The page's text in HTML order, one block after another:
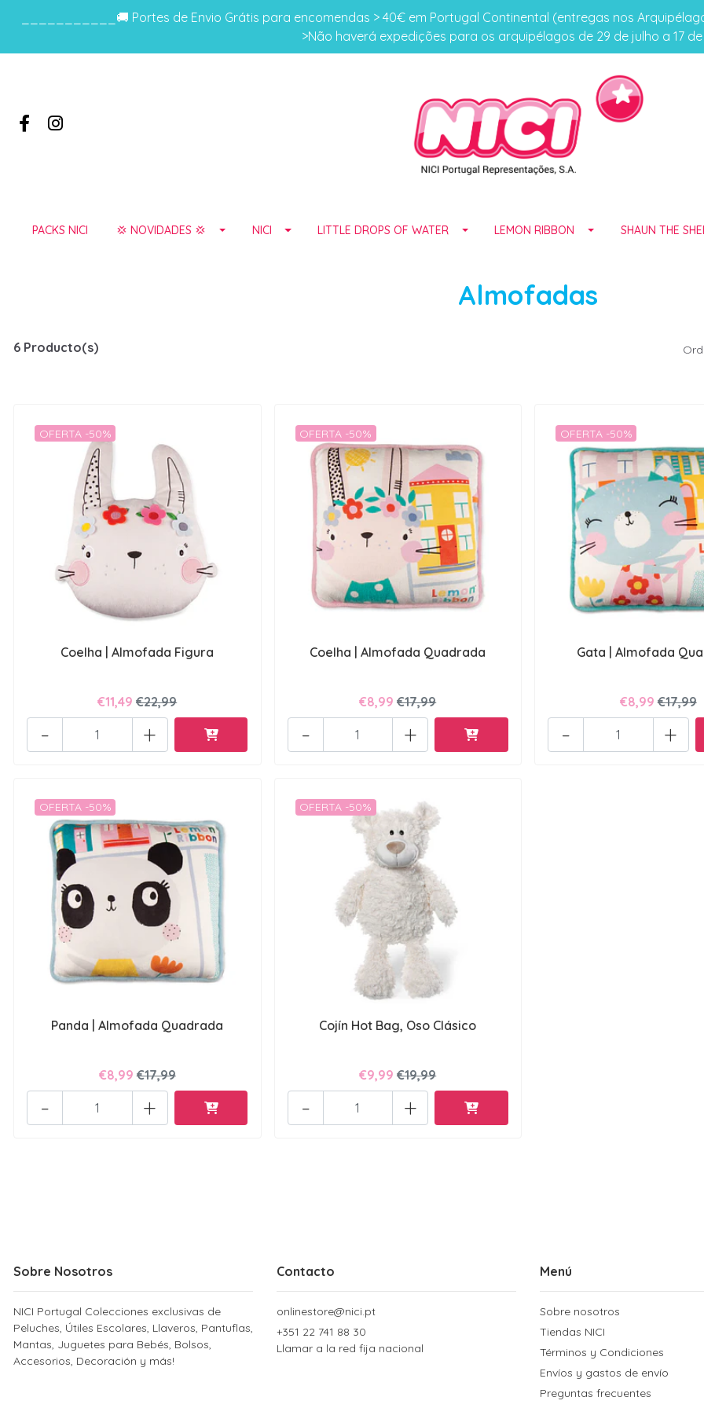
___________🚚 Portes de Envio Grátis para encomendas > 40€ em Portugal Continental (entregas nos
>Não haverá expedições para os arquipélagos de 29 de julho a 17
PACKS NICI 💢 NOVIDADES 💢 NICI LITTLE DROPS OF WATER LEMON RIBBON SHAUN THE
Almofadas
6 Producto(s)
OFERTA -50%
Coelha | Almofada Figura
€11,49 €22,99
+
-
OFERTA -50%
Coelha | Almofada Quadrada
€8,99 €17,99
+
-
OFERTA -50%
Gata | Almofada
€8,99 €17,99
+
-
OFERTA -50%
Panda | Almofada Quadrada
€8,99 €17,99
+
-
OFERTA -50%
Cojín Hot Bag, Oso Clásico
€9,99 €19,99
+
-
Sobre Nosotros
NICI Portugal Colecciones exclusivas de
Peluches, Útiles Escolares, Llaveros, Pantuflas,
Mantas, Juguetes para Bebés, Bolsos,
Accesorios, Decoración y más!
Contacto
onlinestore@nici.pt
+351 22 741 88 30
Llamar a la red fija nacional
Menú
Sobre nosotros
Tiendas NICI
Términos y Condiciones
Envíos y gastos de envío
Preguntas frecuentes